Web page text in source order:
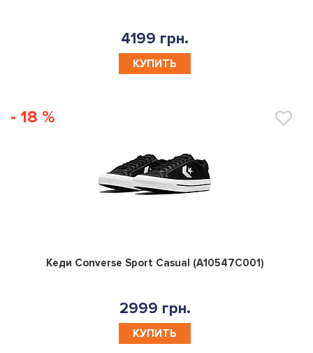
4199 грн.
КУПИТЬ
- 18 %
0
Кеди Converse Sport Casual (A10547C001)
2999 грн.
КУПИТЬ